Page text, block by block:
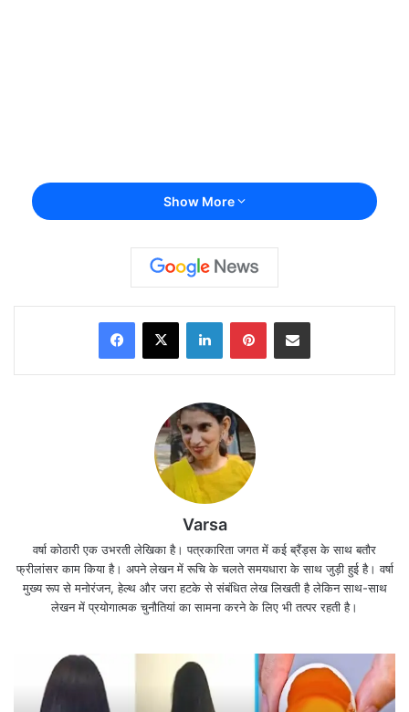
इसका एलान दिल्ली सरकार के शिक्षामंत्री और उपमुख्यमंत्री
मनीष सिसोदिया (Manish Sisodia) ने शुक्रवार को
दिल्ली की केजरीवाल सरकार ने इससे पहले दसवीं और बारहवीं के
छात्रों के लिए भी स्कूल खोल दिए है। बस स्कूल आने के लिए
Show More
Varsa
वर्षा कोठारी एक उभरती लेखिका है। पत्रकारिता जगत में कई ब्रैंड्स के साथ बतौर
फ्रीलांसर काम किया है। अपने लेखन में रूचि के चलते समयधारा के साथ जुड़ी हुई है। वर्षा
मुख्य रूप से मनोरंजन, हेल्थ और जरा हटके से संबंधित लेख लिखती है लेकिन साथ-साथ
लेखन में प्रयोगात्मक चुनौतियां का सामना करने के लिए भी तत्पर रहती है।